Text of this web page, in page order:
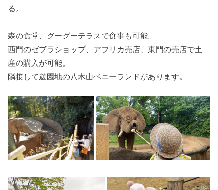
る。
森の食堂、グーグーテラスで食事も可能。
西門のゼブラショップ、アフリカ売店、東門の売店で土
産の購入が可能。
隣接して遊園地の八木山ベニーランドがあります。